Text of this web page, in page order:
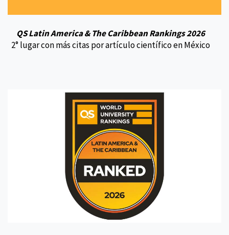
QS Latin America & The Caribbean Rankings 2026
2° lugar con más citas por artículo científico en México